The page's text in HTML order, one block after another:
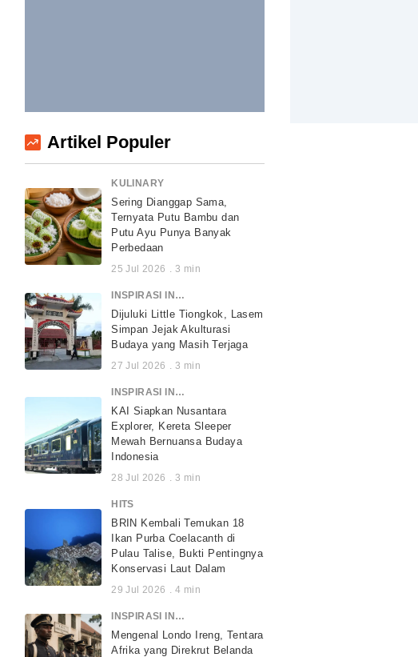
Artikel Populer
KULINARY
Sering Dianggap Sama,
Ternyata Putu Bambu dan
Putu Ayu Punya Banyak
Perbedaan
25 Jul 2026 . 3 min
INSPIRASI INDONESIA
Dijuluki Little Tiongkok, Lasem
Simpan Jejak Akulturasi
Budaya yang Masih Terjaga
27 Jul 2026 . 3 min
INSPIRASI INDONESIA
KAI Siapkan Nusantara
Explorer, Kereta Sleeper
Mewah Bernuansa Budaya
Indonesia
28 Jul 2026 . 3 min
HITS
BRIN Kembali Temukan 18
Ikan Purba Coelacanth di
Pulau Talise, Bukti Pentingnya
Konservasi Laut Dalam
29 Jul 2026 . 4 min
INSPIRASI INDONESIA
Mengenal Londo Ireng, Tentara
Afrika yang Direkrut Belanda